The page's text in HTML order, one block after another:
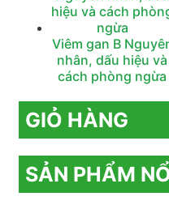
Viêm gan B
nhân, dấu hiệu và
cách phòng ngừa
GIỎ HÀNG
SẢN PHẨM